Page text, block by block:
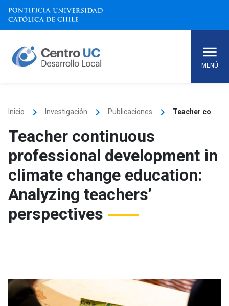
Skip
content
MENÚ
Inicio keyboard_arrow_right Investigación keyboard_arrow_right Publicaciones keyboard_arrow_right
Teacher continuous
professional development in
climate change education:
Analyzing teachers’
perspectives